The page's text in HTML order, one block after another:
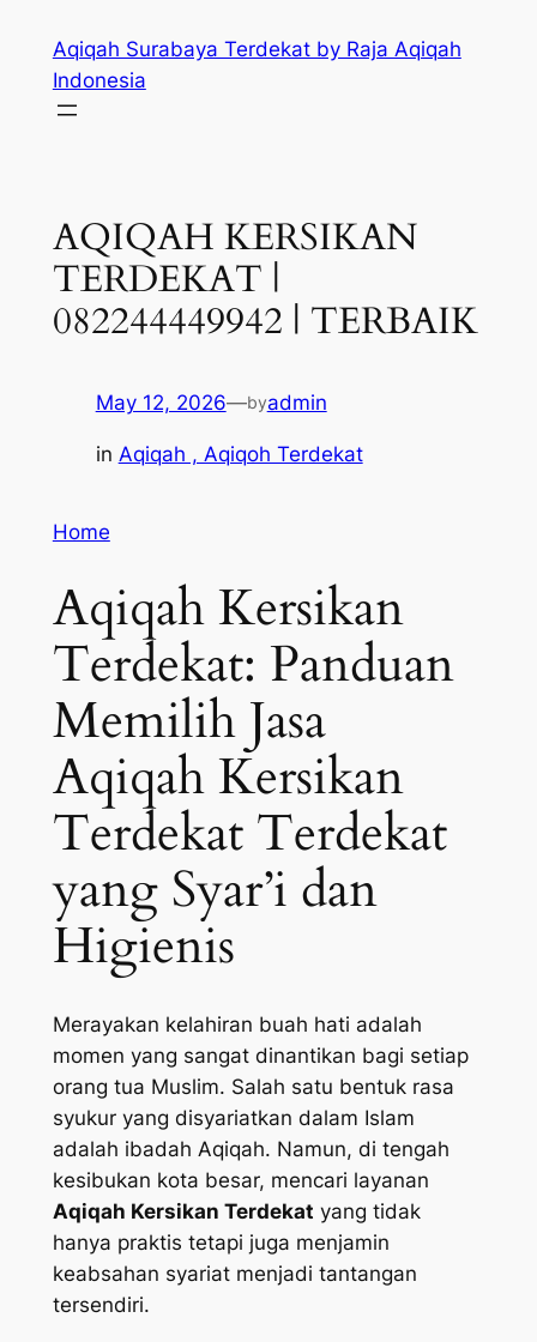
content
Aqiqah Surabaya Terdekat by Raja Aqiqah
Indonesia
AQIQAH KERSIKAN
TERDEKAT |
082244449942 | TERBAIK
May 12, 2026—byadmin
in Aqiqah , Aqiqoh Terdekat
Home
Aqiqah Kersikan
Terdekat: Panduan
Memilih Jasa
Aqiqah Kersikan
Terdekat Terdekat
yang Syar’i dan
Higienis
Merayakan kelahiran buah hati adalah
momen yang sangat dinantikan bagi setiap
orang tua Muslim. Salah satu bentuk rasa
syukur yang disyariatkan dalam Islam
adalah ibadah Aqiqah. Namun, di tengah
kesibukan kota besar, mencari layanan
Aqiqah Kersikan Terdekat yang tidak
hanya praktis tetapi juga menjamin
keabsahan syariat menjadi tantangan
tersendiri.